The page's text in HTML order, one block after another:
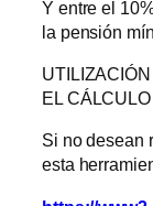
Y entre el
la pensión
EL CÁLCULO
Si no desean
esta